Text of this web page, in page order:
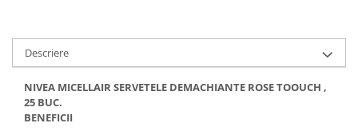
Descriere
NIVEA MICELLAIR SERVETELE DEMACHIANTE ROSE TOOUCH ,
25 BUC.
BENEFICII